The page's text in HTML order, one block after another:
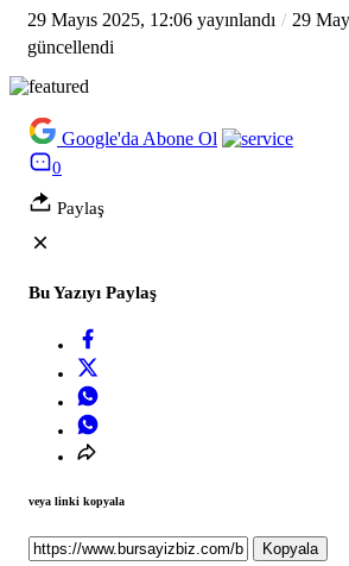
29 Mayıs 2025, 12:06 yayınlandı
29
güncellendi
Google'da Abone Ol
0
Paylaş
Bu Yazıyı Paylaş
veya linki kopyala
Kopyala